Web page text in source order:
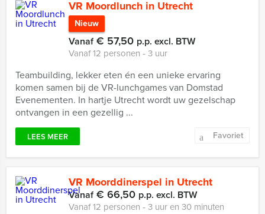
VR Moordlunch in Utrecht
Nieuw
Vanaf€ 57,50 p.p. excl. BTW
Vanaf 12 personen ‐ 3 uur
Teambuilding, lekker eten én een unieke ervaring
komen samen bij de VR-lunchgames van Domstad
Evenementen. In hartje Utrecht wordt uw gezelschap
ontvangen in een gezellig ...
LEES MEER Favoriet
VR Moorddinerspel in Utrecht
Vanaf€ 66,50 p.p. excl. BTW
Vanaf 12 personen ‐ 3 uur en 30 minuten